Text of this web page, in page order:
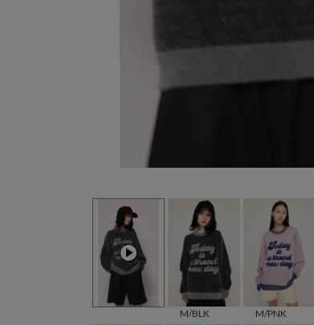
M/BLK M/PNK